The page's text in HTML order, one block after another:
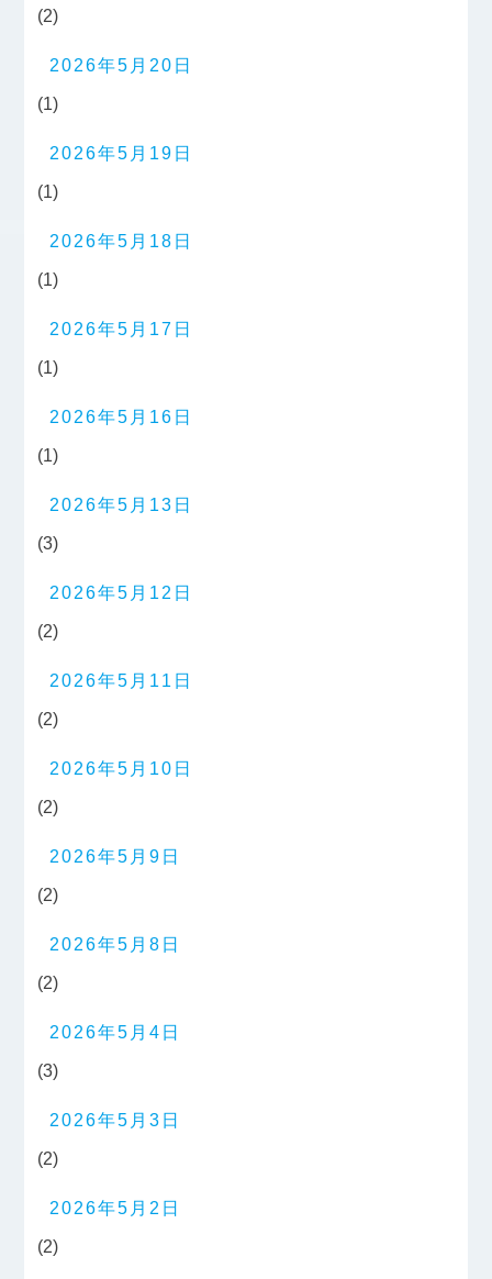
(2)
2026年5月20日
(1)
2026年5月19日
(1)
2026年5月18日
(1)
2026年5月17日
(1)
2026年5月16日
(1)
2026年5月13日
(3)
2026年5月12日
(2)
2026年5月11日
(2)
2026年5月10日
(2)
2026年5月9日
(2)
2026年5月8日
(2)
2026年5月4日
(3)
2026年5月3日
(2)
2026年5月2日
(2)